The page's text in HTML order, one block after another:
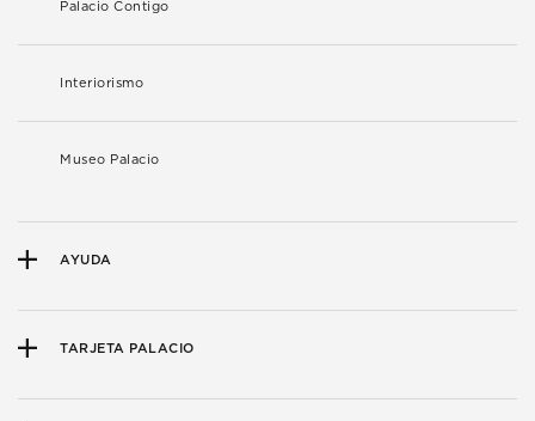
Palacio Contigo
Interiorismo
Museo Palacio
AYUDA
TARJETA PALACIO